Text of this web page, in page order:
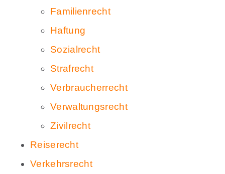
Familienrecht
Haftung
Sozialrecht
Strafrecht
Verbraucherrecht
Verwaltungsrecht
Zivilrecht
Reiserecht
Verkehrsrecht